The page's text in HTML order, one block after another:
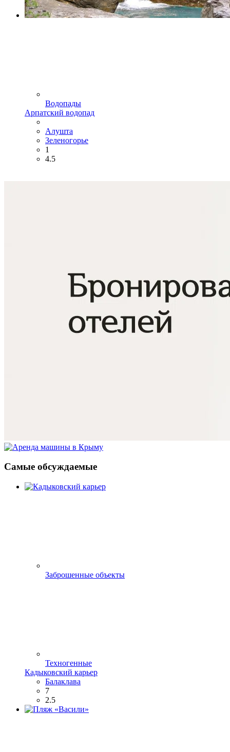
Водопады
Арпатский водопад
Алушта
Зеленогорье
1
4.5
Самые обсуждаемые
Заброшенные объекты
Техногенные
Кадыковский карьер
Балаклава
7
2.5